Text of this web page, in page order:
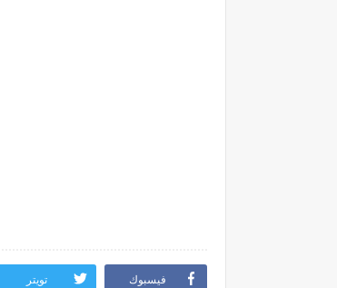
فيسبوك تويتر